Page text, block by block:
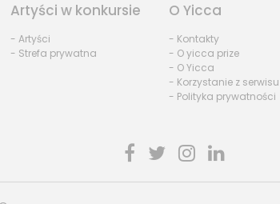
Artyści w konkursie
- Artyści
- Strefa prywatna
O Yicca
- Kontakty
- O yicca prize
- O Yicca
- Korzystanie z serwisu
- Polityka prywatności